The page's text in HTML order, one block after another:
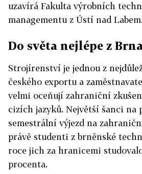
uzavírá Fakulta výrobních
managementu z Ústí nad
Do světa nejlépe z
Strojírenství je jednou z
českého exportu a
velmi oceňují zahraniční
cizích jazyků. Největší šanci na
semestrální výjezd na
právě studenti z brněnské
roce jich za hranicemi
procenta.